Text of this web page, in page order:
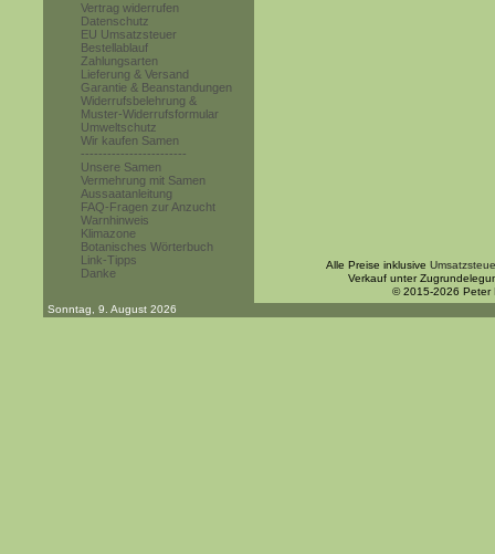
Vertrag widerrufen
Datenschutz
EU Umsatzsteuer
Bestellablauf
Zahlungsarten
Lieferung & Versand
Garantie & Beanstandungen
Widerrufsbelehrung &
Muster-Widerrufsformular
Umweltschutz
Wir kaufen Samen
------------------------
Unsere Samen
Vermehrung mit Samen
Aussaatanleitung
FAQ-Fragen zur Anzucht
Warnhinweis
Klimazone
Botanisches Wörterbuch
Link-Tipps
Danke
Alle Preise inklusive
Verkauf unter
© 2015-2026 Peter
Sonntag, 9. August 2026